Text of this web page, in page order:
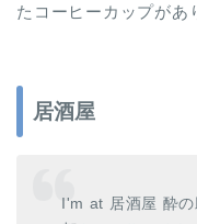
たコーヒーカップがあ
居酒屋
I'm at 居酒屋 酔